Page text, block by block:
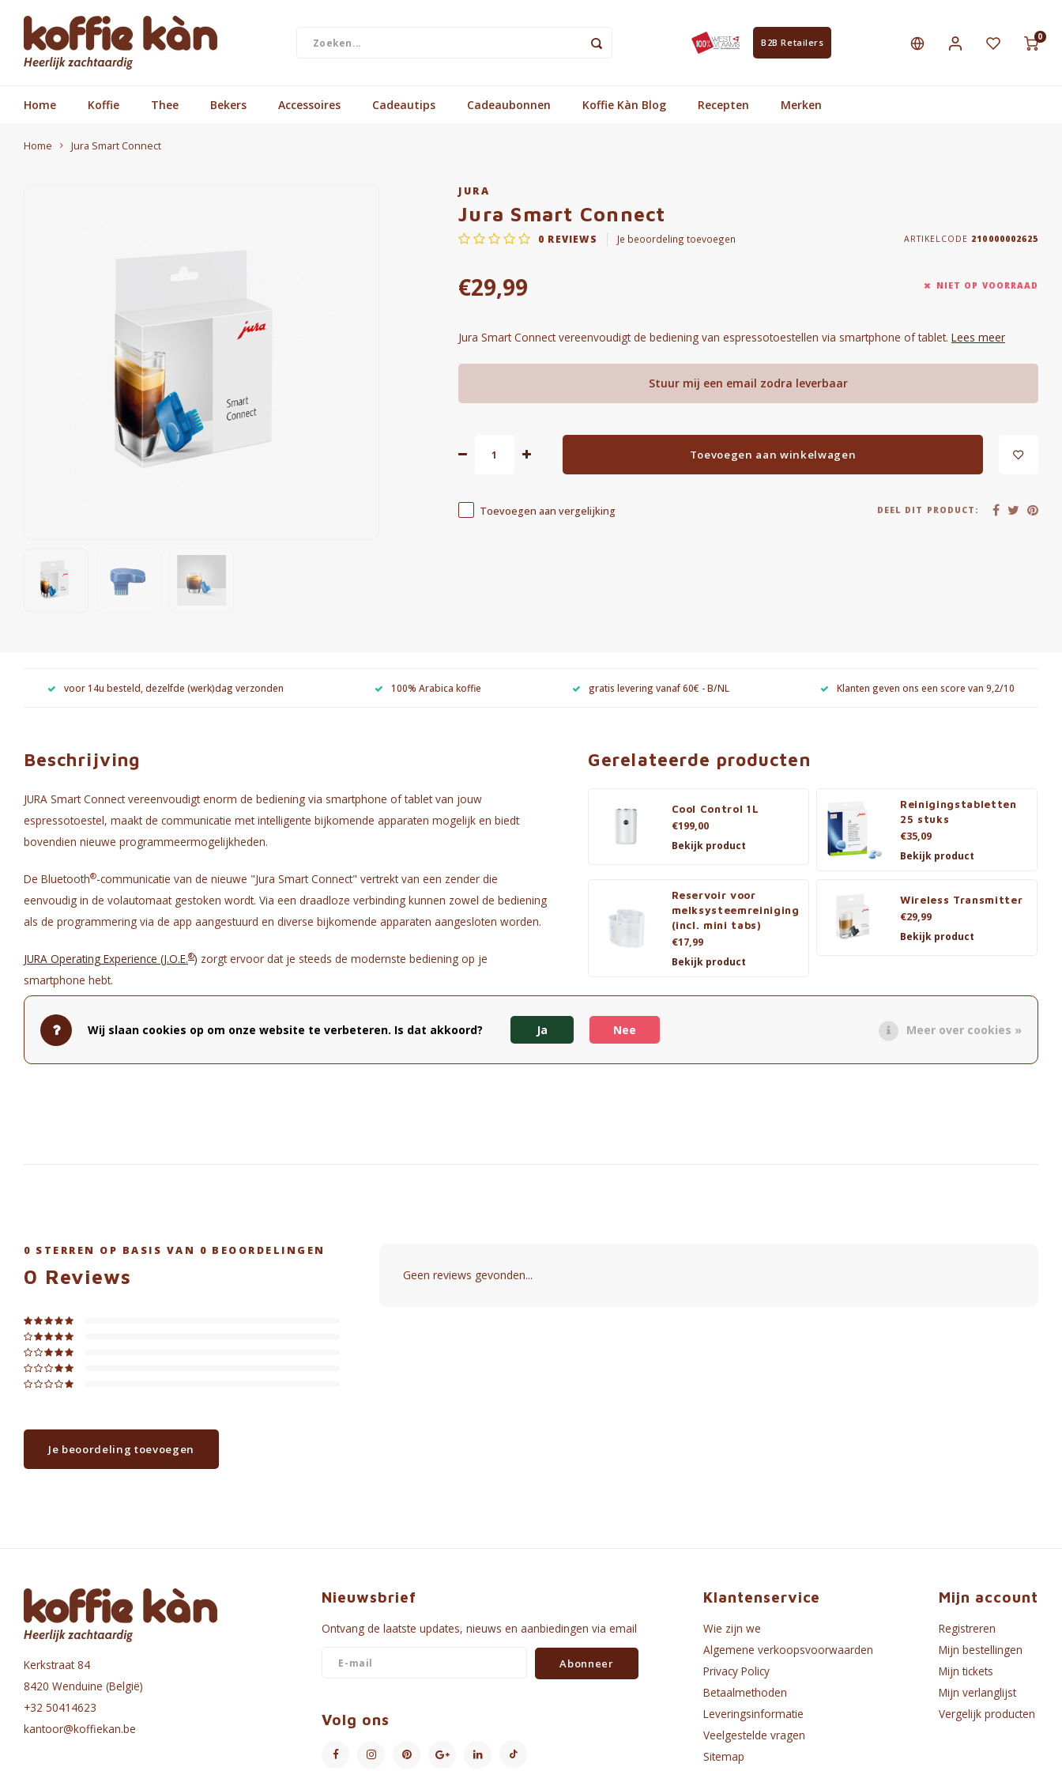
B2B Retailers
0
Home Koffie Thee Bekers Accessoires Cadeautips Cadeaubonnen Koffie Kàn Blog Recepten Merken
Home Jura Smart Connect
JURA
Jura Smart Connect
0 REVIEWS Je beoordeling toevoegen ARTIKELCODE 210000002625
€29,99 NIET OP VOORRAAD
Jura Smart Connect vereenvoudigt de bediening van espressotoestellen via smartphone of tablet. Lees meer
Stuur mij een email zodra leverbaar
Toevoegen aan winkelwagen
Toevoegen aan vergelijking DEEL DIT PRODUCT:
voor 14u besteld, dezelfde (werk)dag verzonden 100% Arabica koffie gratis levering vanaf 60€ - B/NL Klanten geven ons een score van 9,2/10
Beschrijving
JURA Smart Connect vereenvoudigt enorm de bediening via smartphone of tablet van jouw
espressotoestel, maakt de communicatie met intelligente bijkomende apparaten mogelijk en biedt
bovendien nieuwe programmeermogelijkheden.
De Bluetooth®-communicatie van de nieuwe "Jura Smart Connect" vertrekt van een zender die
eenvoudig in de volautomaat gestoken wordt. Via een draadloze verbinding kunnen zowel de bediening
als de programmering via de app aangestuurd en diverse bijkomende apparaten aangesloten worden.
JURA Operating Experience (J.O.E.®) zorgt ervoor dat je steeds de modernste bediening op je
smartphone hebt.
Compatibel met: D4, D6, E6, E8, ENA 8, J6, S8, S80, X10,X6, X8, Z6, Z8, ENA 4 (EA), Z10 (EA), WE6, WE8,
GIGA 5, GIGA X3
, GIGA X7(c), GIGA X8(c), GIGA X9c, GIGA 6, GIGA 6 (EA)
Gerelateerde producten
Cool Control 1L
€199,00
Bekijk product
Reinigingstabletten
25 stuks
€35,09
Bekijk product
Reservoir voor
melksysteemreiniging
(incl. mini tabs)
€17,99
Bekijk product
Wireless Transmitter
€29,99
Bekijk product
0 STERREN OP BASIS VAN 0 BEOORDELINGEN
0 Reviews
Je beoordeling toevoegen
Geen reviews gevonden...
Kerkstraat 84
8420 Wenduine (België)
+32 50414623
kantoor@koffiekan.be
Nieuwsbrief
Ontvang de laatste updates, nieuws en aanbiedingen via email
Abonneer
Volg ons
Klantenservice
Wie zijn we
Algemene verkoopsvoorwaarden
Privacy Policy
Betaalmethoden
Leveringsinformatie
Veelgestelde vragen
Sitemap
Mijn account
Registreren
Mijn bestellingen
Mijn tickets
Mijn verlanglijst
Vergelijk producten
Wij slaan cookies op om onze website te verbeteren. Is dat akkoord? Ja Nee Meer over cookies »